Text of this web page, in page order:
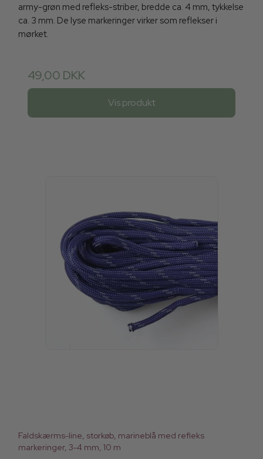
army-grøn med refleks-striber, bredde ca. 4 mm, tykkelse
ca. 3 mm. De lyse markeringer virker som reflekser i
mørket.
49,00 DKK
Vis produkt
Faldskærms-line, storkøb, marineblå med refleks
markeringer, 3-4 mm, 10 m